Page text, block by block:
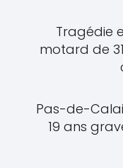
Tragédie
motard de
Pas-de-
19 ans